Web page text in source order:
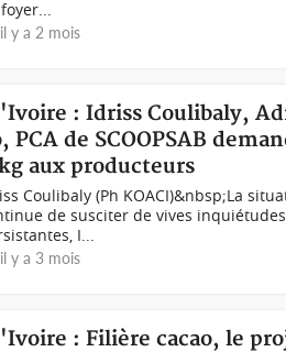
il y a 2 mois
: Idriss Coulibaly,
PCA de SCOOPSAB
aux producteurs
Coulibaly (Ph KOACI)&nbsp;La
de susciter de vives
I...
il y a 3 mois
: Filière cacao, le